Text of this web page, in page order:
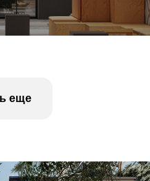
еще